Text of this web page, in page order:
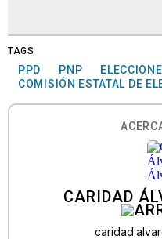
TAGS
PPD PNP
COMISIÓN ESTATAL DE
CARIDAD